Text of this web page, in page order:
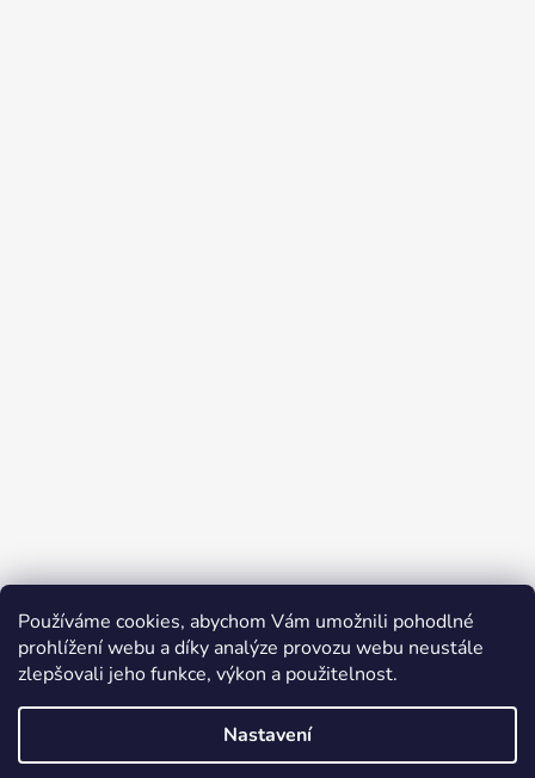
Používáme cookies, abychom Vám umožnili pohodlné
prohlížení webu a díky analýze provozu webu neustále
zlepšovali jeho funkce, výkon a použitelnost.
Nastavení